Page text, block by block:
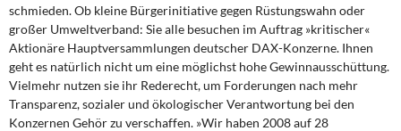
schmieden. Ob kleine Bürgerinitiative gegen Rüstungswahn oder
großer Umweltverband: Sie alle besuchen im Auftrag »kritischer«
Aktionäre Hauptversammlungen deutscher DAX-Konzerne. Ihnen
geht es natürlich nicht um eine möglichst hohe Gewinnausschüttung.
Vielmehr nutzen sie ihr Rederecht, um Forderungen nach mehr
Transparenz, sozialer und ökologischer Verantwortung bei den
Konzernen Gehör zu verschaffen. »Wir haben 2008 auf 28